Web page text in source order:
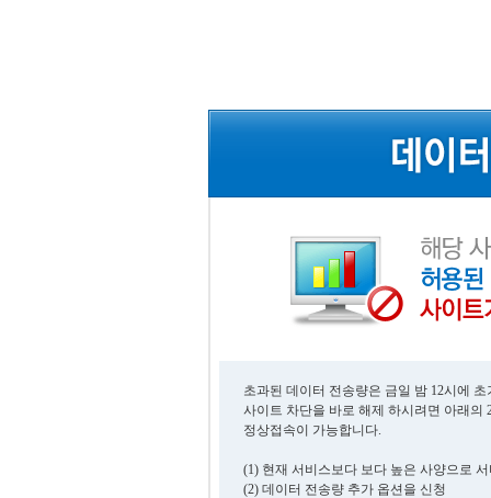
초과된 데이터 전송량은 금일 밤 12시에
사이트 차단을 바로 해제 하시려면 아래의
정상접속이 가능합니다.
(1) 현재 서비스보다 보다 높은 사양으로
(2) 데이터 전송량 추가 옵션을 신청